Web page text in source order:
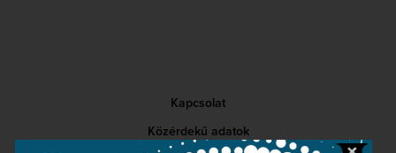
Kapcsolat
Közérdekű adatok